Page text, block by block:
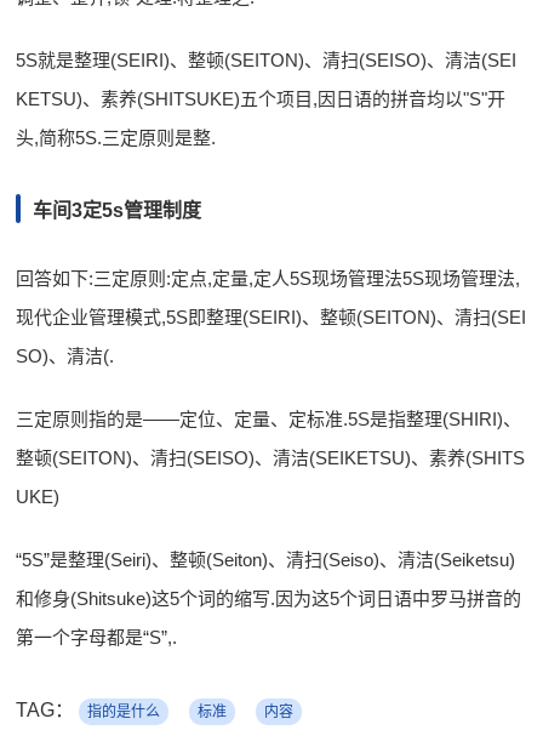
5S就是整理(SEIRI)、整顿(SEITON)、清扫(SEISO)、清洁(SEI
KETSU)、素养(SHITSUKE)五个项目,因日语的拼音均以"S"开
头,简称5S.三定原则是整.
车间3定5s管理制度
回答如下:三定原则:定点,定量,定人5S现场管理法5S现场管理法,
现代企业管理模式,5S即整理(SEIRI)、整顿(SEITON)、清扫(SEI
SO)、清洁(.
三定原则指的是——定位、定量、定标准.5S是指整理(SHIRI)、
整顿(SEITON)、清扫(SEISO)、清洁(SEIKETSU)、素养(SHITS
UKE)
“5S”是整理(Seiri)、整顿(Seiton)、清扫(Seiso)、清洁(Seiketsu)
和修身(Shitsuke)这5个词的缩写.因为这5个词日语中罗马拼音的
第一个字母都是“S”,.
TAG： 指的是什么 标准 内容